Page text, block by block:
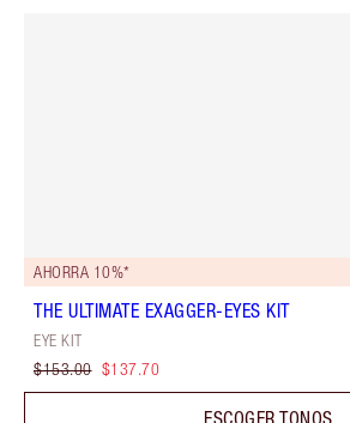
AHORRA 10%*
THE ULTIMATE EXAGGER-EYES KIT
EYE KIT
$153.00 $137.70
ESCOGER TONOS